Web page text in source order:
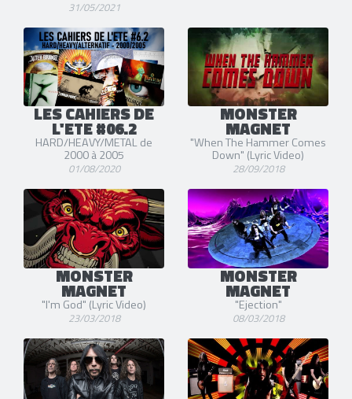
31/05/2021
LES CAHIERS DE
L'ETE #06.2
HARD/HEAVY/METAL de
2000 à 2005
01/08/2020
MONSTER
MAGNET
"When The Hammer Comes
Down" (Lyric Video)
28/09/2018
MONSTER
MAGNET
"I'm God" (Lyric Video)
23/03/2018
MONSTER
MAGNET
"Ejection"
08/03/2018